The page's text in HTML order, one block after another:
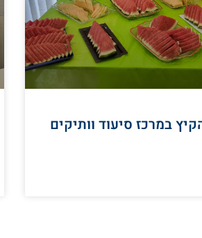
במרכז סיעוד וותיקים